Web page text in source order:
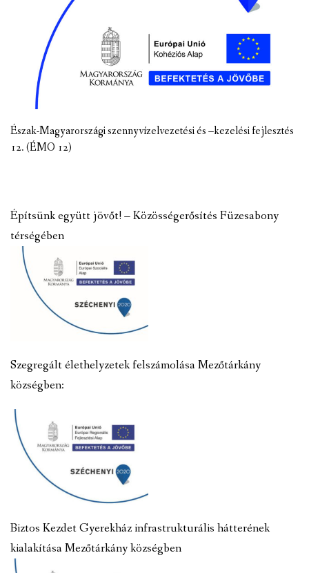
Észak-Magyarországi szennyvízelvezetési és –kezelési fejlesztés
12. (ÉMO 12)
Építsünk együtt jövőt! – Közösségerősítés Füzesabony
térségében
Szegregált élethelyzetek felszámolása Mezőtárkány
községben:
Biztos Kezdet Gyerekház infrastrukturális hátterének
kialakítása Mezőtárkány községben